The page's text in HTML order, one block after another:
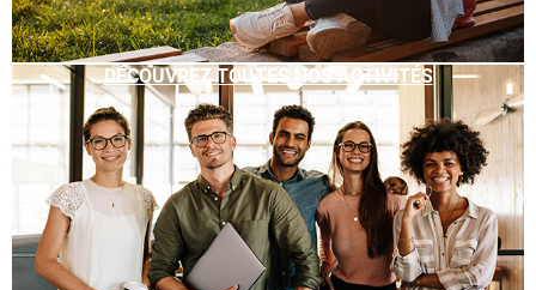
DÉCOUVREZ TOUTES NOS ACTIVITÉS